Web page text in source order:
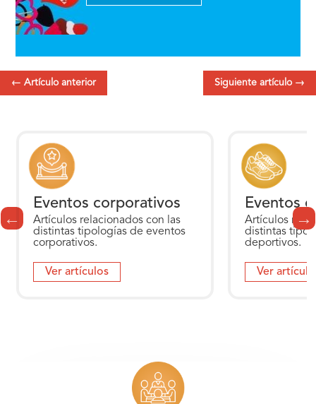
← Artículo anterior Siguiente artículo→
Eventos corporativos
Artículos relacionados con las
distintas tipologías de eventos
corporativos.
Ver artículos
Eventos
Artículos
distintas
deportivos.
Ver